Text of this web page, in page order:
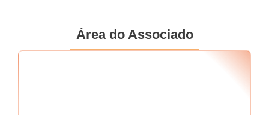
Área do Associado